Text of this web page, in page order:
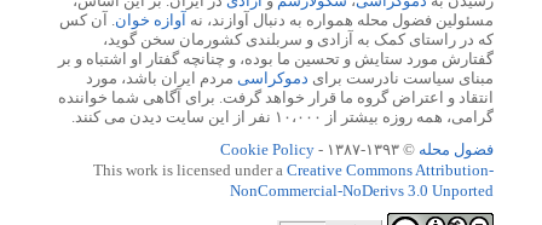
مسئولین فضول محله همواره به دنبال آوازند، نه آوازه خوان . آن کس
که در راستای کمک به آزادی و سربلندی کشورمان سخن گوید،
گفتارش مورد ستایش و تحسین ما بوده، و چنانچه گفتار او اشتباه و بر
مبنای سیاست نادرست برای دموکراسی مردم ایران باشد، مورد
انتقاد و اعتراض گروه ما قرار خواهد گرفت. برای آگاهی شما خواننده
گرامی، همه روزه بیشتر از ۱۰،۰۰۰ نفر از این سایت دیدن می کنند.
فضول محله © ۱۳۹۳-۱۳۸۷ -
Cookie Policy
This work is licensed under a Creative Commons Attribution-
NonCommercial-NoDerivs 3.0 Unported